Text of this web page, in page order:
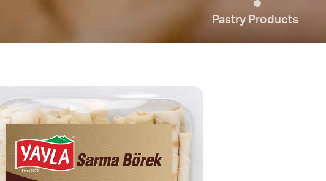
Pastry Products